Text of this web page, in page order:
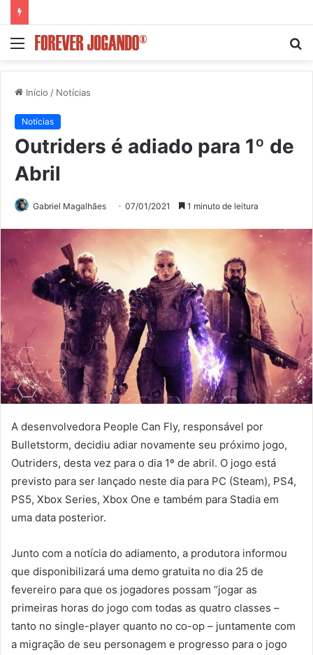
Menu
Início / Notícias
Notícias
Outriders é adiado para 1º de
Abril
Gabriel Magalhães 07/01/2021 1 minuto de leitura
A desenvolvedora People Can Fly, responsável por
Bulletstorm, decidiu adiar novamente seu próximo jogo,
Outriders, desta vez para o dia 1º de abril. O jogo está
previsto para ser lançado neste dia para PC (Steam), PS4,
PS5, Xbox Series, Xbox One e também para Stadia em
uma data posterior.
Junto com a notícia do adiamento, a produtora informou
que disponibilizará uma demo gratuita no dia 25 de
fevereiro para que os jogadores possam “jogar as
primeiras horas do jogo com todas as quatro classes –
tanto no single-player quanto no co-op – juntamente com
a migração de seu personagem e progresso para o jogo